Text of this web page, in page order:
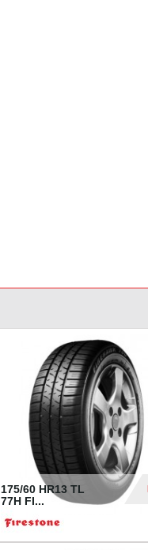
175/60 HR13 TL
77H FI...